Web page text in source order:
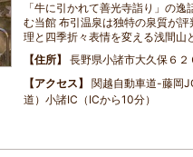
「牛に引かれて善光寺詣り」の
む当館 布引温泉は独特の泉質が
理と四季折々表情を変える浅間山
住所
長野県小諸市大久保６２
アクセス
関越自動車道-藤岡
道）小諸IC（ICから10分）